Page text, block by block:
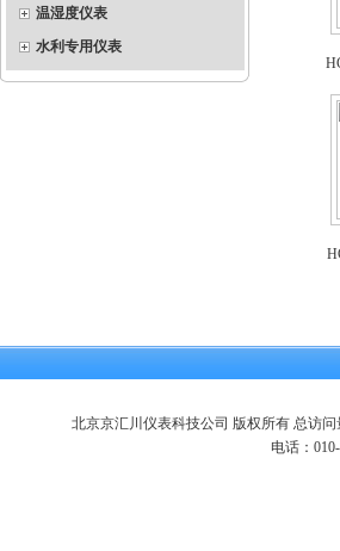
温湿度仪表
水利专用仪表
北京京汇川仪表科技公司 版权所有 总访问
电话：